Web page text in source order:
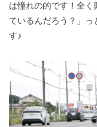
は憧れの的です！全く
ているんだろう？」っ
す♪